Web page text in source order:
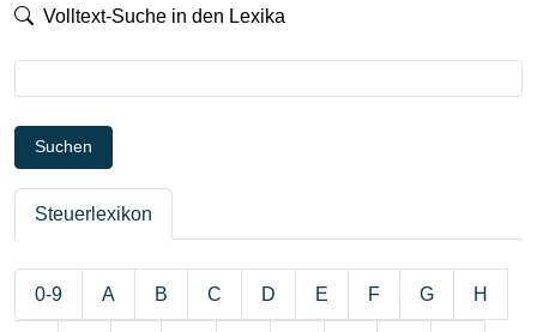
Volltext-Suche in den Lexika
Suchen
Steuerlexikon
0-9 A B C D E F G H